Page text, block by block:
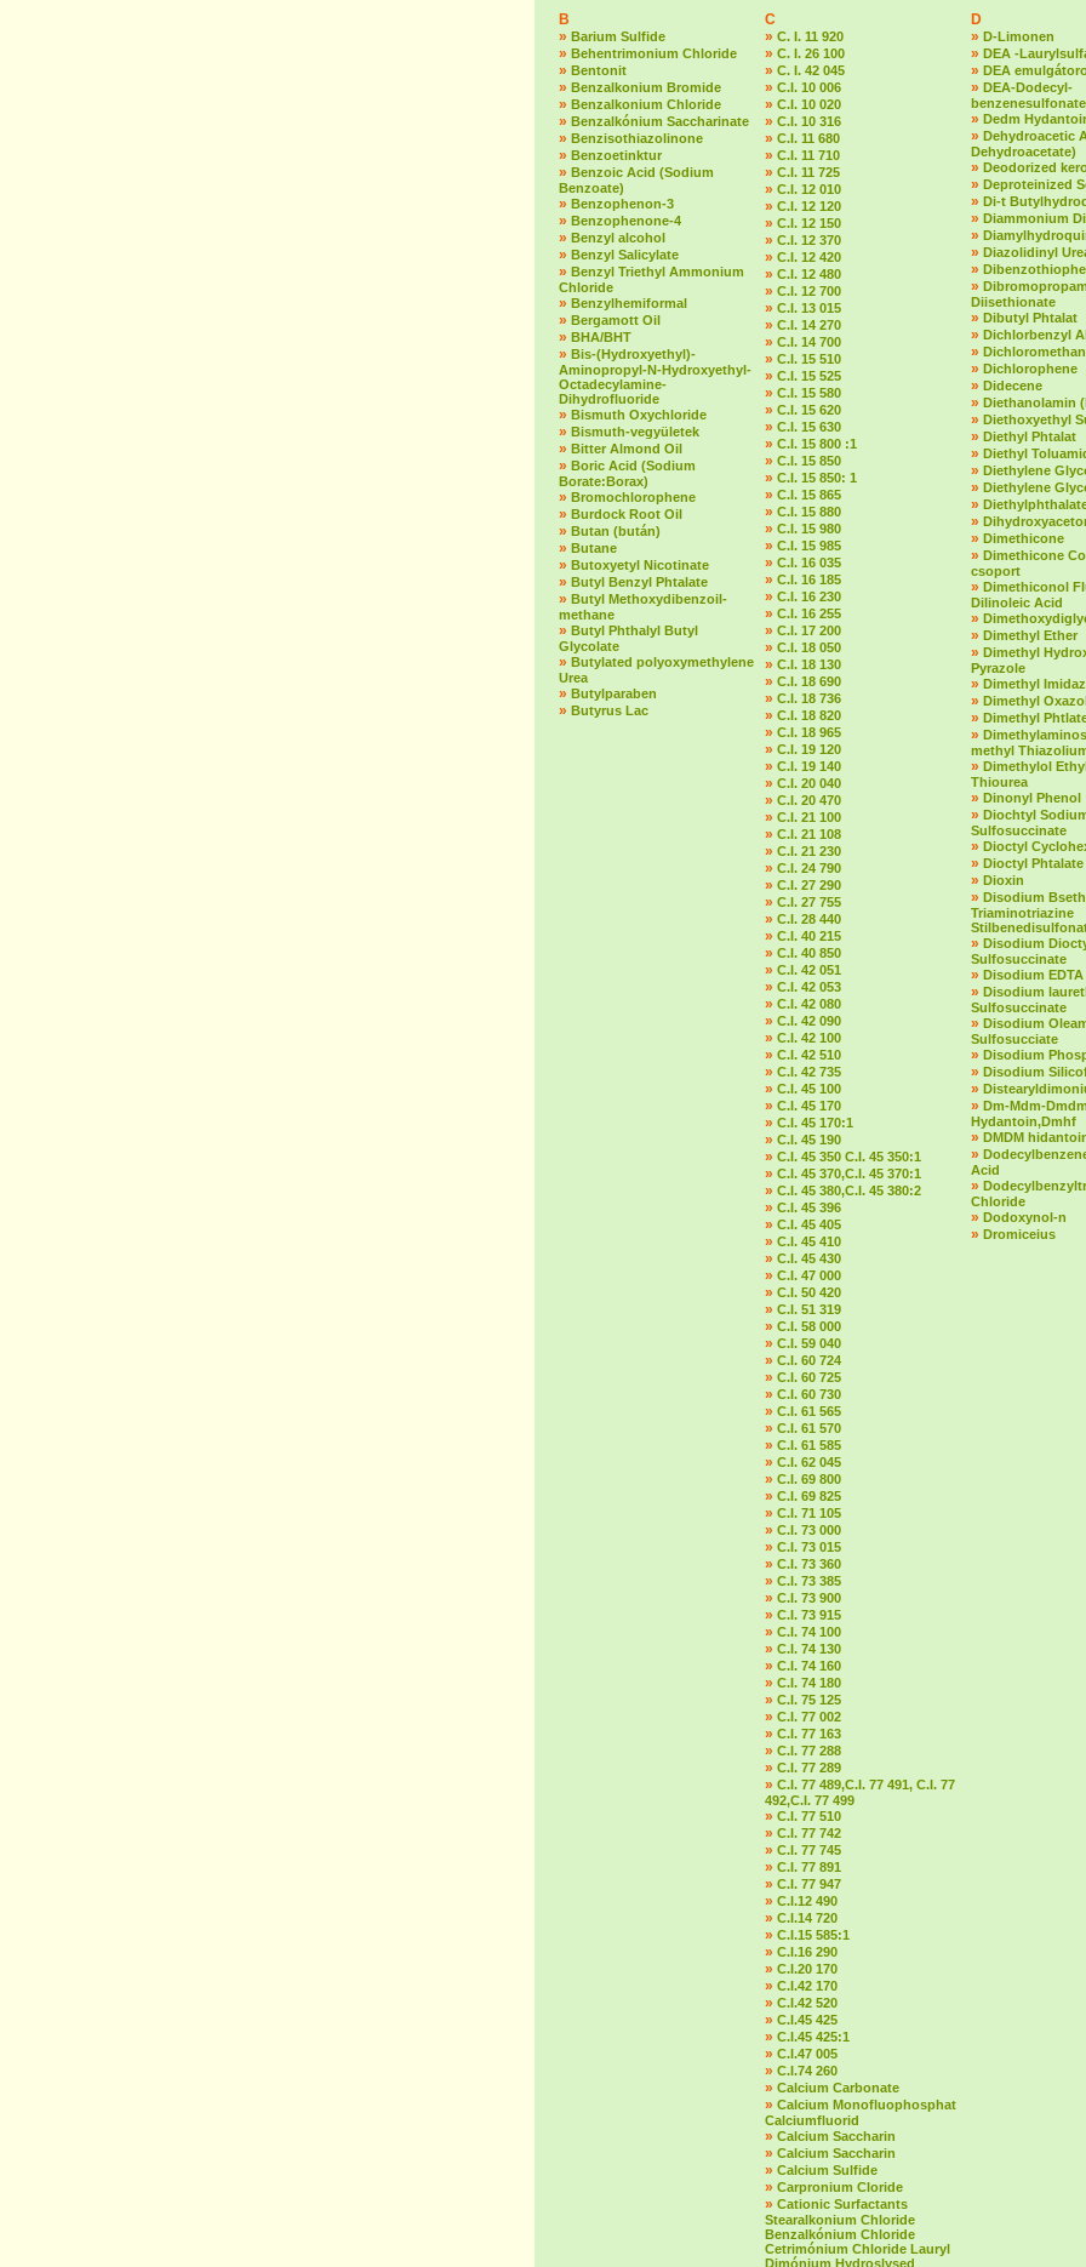
B
» Barium Sulfide
» Behentrimonium Chloride
» Bentonit
» Benzalkonium Bromide
» Benzalkonium Chloride
» Benzalkónium Saccharinate
» Benzisothiazolinone
» Benzoetinktur
» Benzoic Acid (Sodium
Benzoate)
» Benzophenon-3
» Benzophenone-4
» Benzyl alcohol
» Benzyl Salicylate
» Benzyl Triethyl Ammonium
Chloride
» Benzylhemiformal
» Bergamott Oil
» BHA/BHT
» Bis-(Hydroxyethyl)-
Aminopropyl-N-Hydroxyethyl-
Octadecylamine-
Dihydrofluoride
» Bismuth Oxychloride
» Bismuth-vegyületek
» Bitter Almond Oil
» Boric Acid (Sodium
Borate:Borax)
» Bromochlorophene
» Burdock Root Oil
» Butan (bután)
» Butane
» Butoxyetyl Nicotinate
» Butyl Benzyl Phtalate
» Butyl Methoxydibenzoil-
methane
» Butyl Phthalyl Butyl
Glycolate
» Butylated polyoxymethylene
Urea
» Butylparaben
» Butyrus Lac
C
» C. I. 11 920
» C. I. 26 100
» C. I. 42 045
» C.I. 10 006
» C.I. 10 020
» C.I. 10 316
» C.I. 11 680
» C.I. 11 710
» C.I. 11 725
» C.I. 12 010
» C.I. 12 120
» C.I. 12 150
» C.I. 12 370
» C.I. 12 420
» C.I. 12 480
» C.I. 12 700
» C.I. 13 015
» C.I. 14 270
» C.I. 14 700
» C.I. 15 510
» C.I. 15 525
» C.I. 15 580
» C.I. 15 620
» C.I. 15 630
» C.I. 15 800 :1
» C.I. 15 850
» C.I. 15 850: 1
» C.I. 15 865
» C.I. 15 880
» C.I. 15 980
» C.I. 15 985
» C.I. 16 035
» C.I. 16 185
» C.I. 16 230
» C.I. 16 255
» C.I. 17 200
» C.I. 18 050
» C.I. 18 130
» C.I. 18 690
» C.I. 18 736
» C.I. 18 820
» C.I. 18 965
» C.I. 19 120
» C.I. 19 140
» C.I. 20 040
» C.I. 20 470
» C.I. 21 100
» C.I. 21 108
» C.I. 21 230
» C.I. 24 790
» C.I. 27 290
» C.I. 27 755
» C.I. 28 440
» C.I. 40 215
» C.I. 40 850
» C.I. 42 051
» C.I. 42 053
» C.I. 42 080
» C.I. 42 090
» C.I. 42 100
» C.I. 42 510
» C.I. 42 735
» C.I. 45 100
» C.I. 45 170
» C.I. 45 170:1
» C.I. 45 190
» C.I. 45 350 C.I. 45 350:1
» C.I. 45 370,C.I. 45 370:1
» C.I. 45 380,C.I. 45 380:2
» C.I. 45 396
» C.I. 45 405
» C.I. 45 410
» C.I. 45 430
» C.I. 47 000
» C.I. 50 420
» C.I. 51 319
» C.I. 58 000
» C.I. 59 040
» C.I. 60 724
» C.I. 60 725
» C.I. 60 730
» C.I. 61 565
» C.I. 61 570
» C.I. 61 585
» C.I. 62 045
» C.I. 69 800
» C.I. 69 825
» C.I. 71 105
» C.I. 73 000
» C.I. 73 015
» C.I. 73 360
» C.I. 73 385
» C.I. 73 900
» C.I. 73 915
» C.I. 74 100
» C.I. 74 130
» C.I. 74 160
» C.I. 74 180
» C.I. 75 125
» C.I. 77 002
» C.I. 77 163
» C.I. 77 288
» C.I. 77 289
» C.I. 77 489,C.I. 77 491, C.I. 77
492,C.I. 77 499
» C.I. 77 510
» C.I. 77 742
» C.I. 77 745
» C.I. 77 891
» C.I. 77 947
» C.I.12 490
» C.I.14 720
» C.I.15 585:1
» C.I.16 290
» C.I.20 170
» C.I.42 170
» C.I.42 520
» C.I.45 425
» C.I.45 425:1
» C.I.47 005
» C.I.74 260
» Calcium Carbonate
» Calcium Monofluophosphat
Calciumfluorid
» Calcium Saccharin
» Calcium Saccharin
» Calcium Sulfide
» Carpronium Cloride
» Cationic Surfactants
Stearalkonium Chloride
Benzalkónium Chloride
Cetrimónium Chloride Lauryl
Dimónium Hydroslysed
D
» D-Limonen
» DEA -
» DEA
» DEA-Dodecyl-
benzenesulfonate
» Dedm
» Dehydroacetic
Dehydroacetate)
» Deodorized
» Deproteinized
» Di-t
» Diammonium
»
» Diazolidinyl
»
»
Diisethionate
» Dibutyl Phtalat
» Dichlorbenzyl
»
» Dichlorophene
» Didecene
» Diethanolamin
» Diethoxyethyl
» Diethyl Phtalat
» Diethyl
» Diethylene
» Diethylene
»
»
» Dimethicone
» Dimethicone
csoport
» Dimethiconol
Dilinoleic Acid
»
» Dimethyl Ether
» Dimethyl
Pyrazole
» Dimethyl
» Dimethyl
» Dimethyl
»
methyl
» Dimethylol
Thiourea
» Dinonyl Phenol
» Diochtyl
Sulfosuccinate
» Dioctyl
» Dioctyl Phtalate
» Dioxin
» Disodium
Triaminotriazine
» Disodium
Sulfosuccinate
» Disodium EDTA
» Disodium
Sulfosuccinate
» Disodium
Sulfosucciate
» Disodium
» Disodium
»
» Dm-Mdm-
Hydantoin,Dmhf
» DMDM
»
Acid
»
Chloride
» Dodoxynol-n
» Dromiceius